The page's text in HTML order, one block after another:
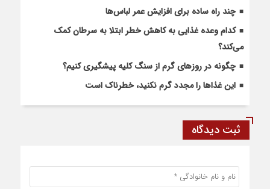
چند راه ساده برای افزایش عمر لباس‌ها
کدام وعده غذایی به کاهش خطر ابتلا به سرطان کمک
می‌کند؟
چگونه در روزهای گرم از سنگ کلیه پیشگیری کنیم؟
این غذاها را مجدد گرم نکنید، خطرناک است
ثبت دیدگاه